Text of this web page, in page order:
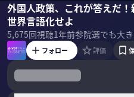
外国人政策、これが答えだ
世界言語化せよ
5,675回視聴1年前
海老原嗣生佐々木紀彦
フォロー 評価